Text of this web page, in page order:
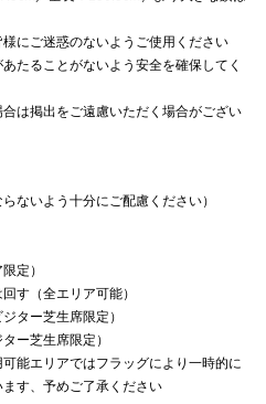
にご迷惑のないようご使用ください
たることがないよう安全を確保してく
は掲出をご遠慮いただく場合がござい
ないよう十分にご配慮ください）
定）
す（全エリア可能）
ター芝生席限定）
ー芝生席限定）
能エリアではフラッグにより一時的に
す、予めご了承ください